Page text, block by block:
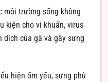
trường sống không
kiện cho vi khuẩn, virus
dịch của gà và gây sưng
hiện ốm yếu, sưng phù